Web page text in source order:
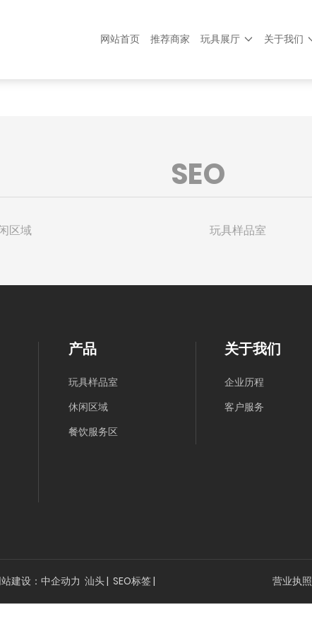
网站首页 推荐商家 玩具展厅 关于我们
SEO
区域 玩具样品室
产品
玩具样品室
休闲区域
餐饮服务区
关于我们
企业历程
客户服务
建设：中企动力 汕头|SEO标签 | 营业执照